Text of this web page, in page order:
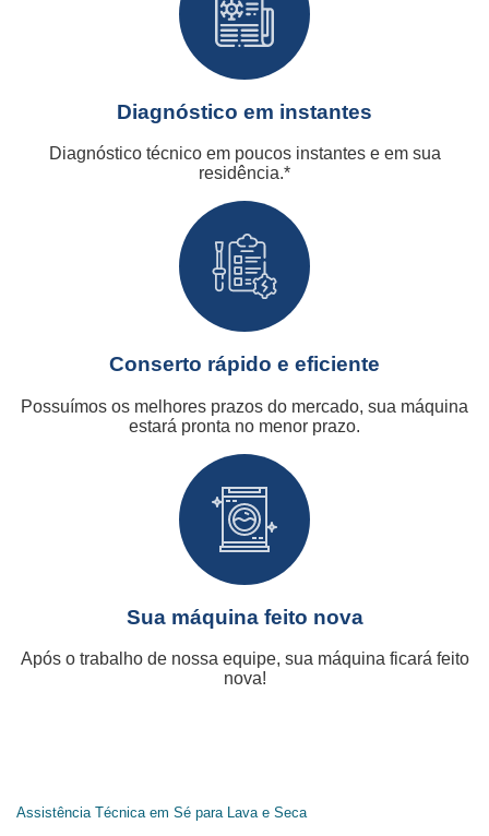
Diagnóstico em instantes
Diagnóstico técnico em poucos instantes e em sua
residência.*
Conserto rápido e eficiente
Possuímos os melhores prazos do mercado, sua máquina
estará pronta no menor prazo.
Sua máquina feito nova
Após o trabalho de nossa equipe, sua máquina ficará feito
nova!
Assistência Técnica em Sé para Lava e Seca